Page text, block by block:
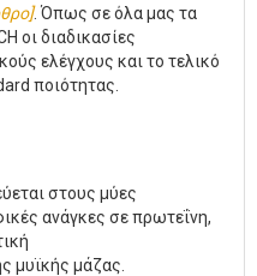
. Όπως σε όλα μας τα
οι διαδικασίες
ελέγχους και το τελικό
ποιότητας.
στους μύες
ανάγκες σε πρωτεΐνη,
μυϊκής μάζας.